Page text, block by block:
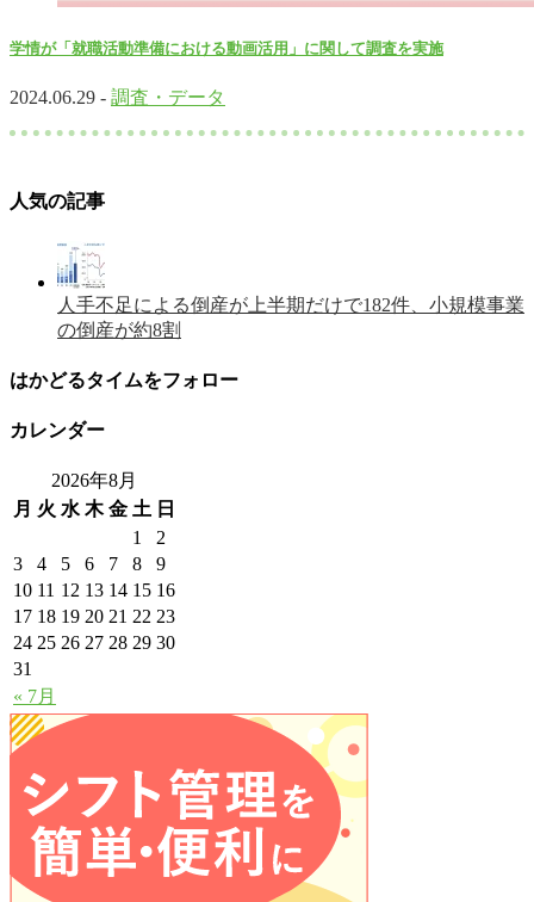
学情が「就職活動準備における動画活用」に関して調査を実施
2024.06.29 - 調査・データ
人気の記事
人手不足による倒産が上半期だけで182件、小規模事業
の倒産が約8割
はかどるタイムをフォロー
カレンダー
2026年8月
月 火 水 木 金 土 日
« 7月
1
2
3
4 5 6 7 8
9
10 11 12 13 14 15 16
17 18 19 20 21 22 23
24 25 26 27 28 29 30
31